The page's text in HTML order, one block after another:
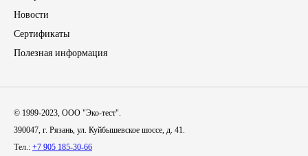
МТЗ
УРАЛ
Фильтры
Новости
Сертификаты
Полезная информация
© 1999-2023, ООО "Эко-тест".
390047, г. Рязань, ул. Куйбышевское шоссе, д. 41.
Тел.: +7 905 185-30-66